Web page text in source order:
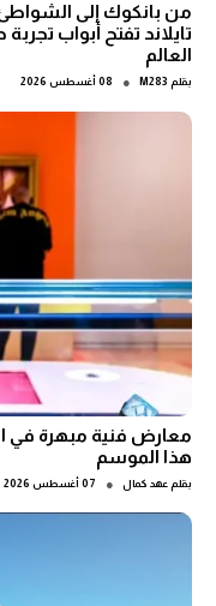
من بانكوك إلى
تايلاند تفتح أبواب
العالم
بقلم M283
● 08 أغسطس 2026
معارض فنية مبهرة في
هذا الموسم
بقلم عهد كمال ● 07 أغسطس 2026